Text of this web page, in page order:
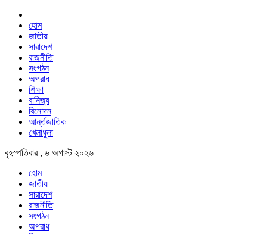
হোম
জাতীয়
সারাদেশ
রাজনীতি
সংগঠন
অপরাধ
শিক্ষা
বানিজ্য
বিনোদন
আর্ন্তজাতিক
খেলাধুলা
বৃহস্পতিবার , ৬ অগাস্ট ২০২৬
হোম
জাতীয়
সারাদেশ
রাজনীতি
সংগঠন
অপরাধ